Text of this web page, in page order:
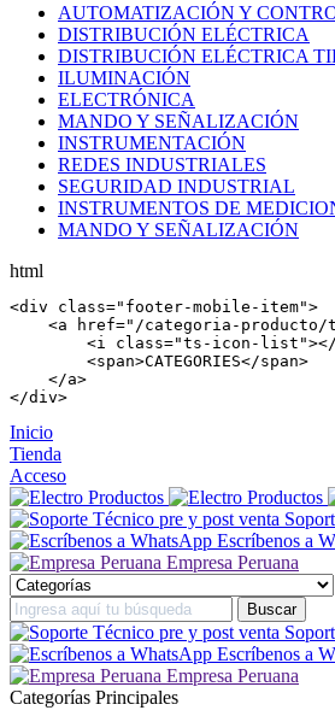
AUTOMATIZACIÓN Y
DISTRIBUCIÓN ELÉCTRICA
DISTRIBUCIÓN ELÉCTRICA
ILUMINACIÓN
ELECTRÓNICA
MANDO Y SEÑALIZACIÓN
INSTRUMENTACIÓN
REDES INDUSTRIALES
SEGURIDAD INDUSTRIAL
INSTRUMENTOS DE
MANDO Y SEÑALIZACIÓN
html
<div class="footer-mobile-item">
    <
a href="/categoria-producto/
        <
i class="ts-icon-list"></
        <
span>CATEGORIES</span>
    </
a>
</div>
Inicio
Tienda
Acceso
Escríbenos a
Empresa Peruana
Escríbenos a
Empresa Peruana
Categorías Principales